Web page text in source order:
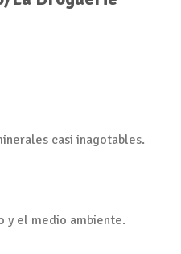
casi inagotables.
y el medio ambiente.